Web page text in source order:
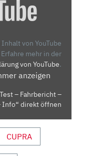
von YouTube
Erfahre mehr in der
von YouTube.
anzeigen
– Fahrbericht –
Info“ direkt öffnen
CUPRA